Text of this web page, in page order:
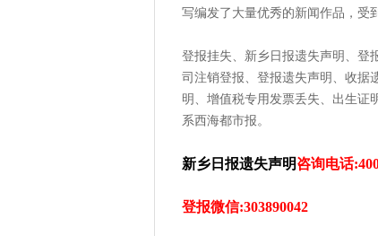
写编发了大量优秀的新闻作品，受
登报挂失、新乡日报遗失声明、登
司注销登报、登报遗失声明、收据
明、增值税专用发票丢失、出生证
系西海都市报。
新乡日报遗失声明咨询电话
登报微信:303890042